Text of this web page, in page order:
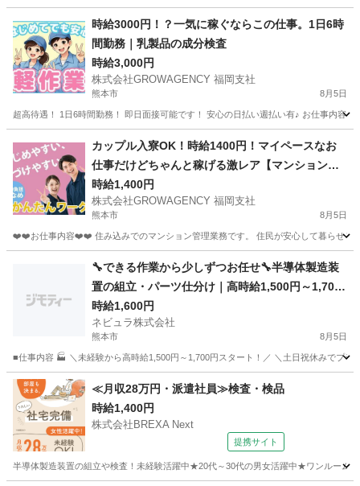
工場 個室
時給3000円！？一気に稼ぐならこの仕事。1日6時
間勤務｜乳製品の成分検査
時給3,000円
株式会社GROWAGENCY 福岡支社
熊本市 8月5日
超高待遇！ 1日6時間勤務！ 即日面接可能です！ 安心の日払い週払い有♪ お仕事内容
その他 4勤2休
カップル入寮OK！時給1400円！マイペースなお
仕事だけどちゃんと稼げる激レア【マンション管
理】
時給1,400円
株式会社GROWAGENCY 福岡支社
熊本市 8月5日
❤️❤️お仕事内容❤️❤️ 住み込みでのマンション管理業務です。 住民が安心して暮らせる
その他 マイペース
🔧できる作業から少しずつお任せ🔧半導体製造装
置の組立・パーツ仕分け｜高時給1,500円～1,700
円｜日払いOK｜土日祝休み｜熊本県菊池市【139
985】
時給1,600円
ネビュラ株式会社
熊本市 8月5日
■仕事内容 🏭 ＼未経験から高時給1,500円～1,700円スタート！／ ＼土日祝休みでプ
熊本 熊本市 軽作業 オンライン
≪月収28万円・派遣社員≫検査・検品
時給1,400円
株式会社BREXA Next
提携サイト
半導体製造装置の組立や検査！未経験活躍中★20代～30代の男女活躍中★ワンルーム